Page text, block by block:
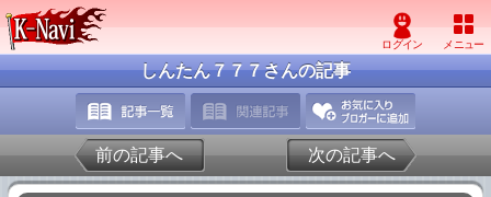
しんたん７７７さんの記事
前の記事へ 次の記事へ